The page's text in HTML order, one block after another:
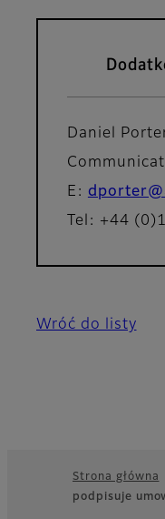
Daniel
E:
Tel: +44
Wróć do listy
Footer
Strona główna
podpisuje